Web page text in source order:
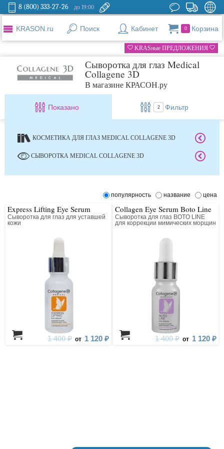
8 (800) 333-27-26 до 19:00
KRASON.ru Поиск Кабинет 0 Корзина
KRASные ПРЕДЛОЖЕНИЯ
Сыворотка для глаз Medical
Collagene 3D
В магазине КРАСОН.ру
Показано 2 Фильтр
КОСМЕТИКА ДЛЯ ГЛАЗ MEDICAL COLLAGENE 3D
СЫВОРОТКА MEDICAL COLLAGENE 3D
популярность название цена
Express Lifting Eye Serum
Сыворотка для глаз для уставшей
кожи
1 400 ₽ от 1 120 ₽
Collagen Eye Serum Boto Line
Сыворотка для глаз BOTO LINE
для коррекции мимических морщин
1 400 ₽ от 1 120 ₽